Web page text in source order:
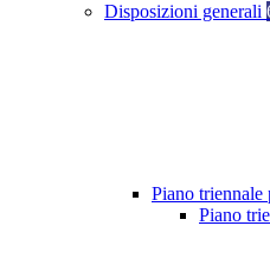
Disposizioni generali
Piano triennale
Piano